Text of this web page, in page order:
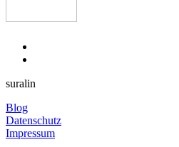
suralin
Blog
Datenschutz
Impressum